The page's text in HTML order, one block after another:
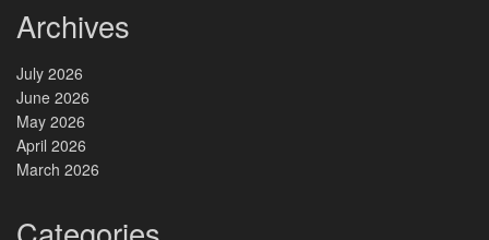
Archives
July 2026
June 2026
May 2026
April 2026
March 2026